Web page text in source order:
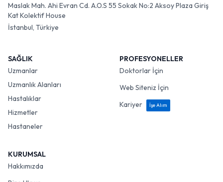
Maslak Mah. Ahi Evran Cd. A.O.S 55 Sokak No:2 Aksoy Plaza Giriş
Kat Kolektif House
İstanbul, Türkiye
SAĞLIK
Uzmanlar
Uzmanlık Alanları
Hastalıklar
Hizmetler
Hastaneler
PROFESYONELLER
Doktorlar İçin
Web Siteniz İçin
Kariyer
İşe Alım
KURUMSAL
Hakkımızda